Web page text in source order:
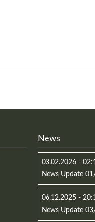
News
03.02.2026 -
News Update
06.12.2025 -
News Update